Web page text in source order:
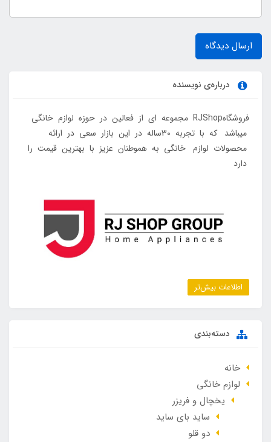
ارسال دیدگاه
درباره‌ی نویسنده
فروشگاهRJShop مجموعه ای از فعالین در حوزه لوازم خانگی
میباشد که با تجربه 30ساله در این بازار سعی در ارائه
محصولات لوازم خانگی به هموطنان عزیز با بهترین قیمت را
دارد
اطلاعات بیش‌تر
دسته‌بندی
خانه
لوازم خانگی
یخچال و فریزر
ساید بای ساید
دو قلو